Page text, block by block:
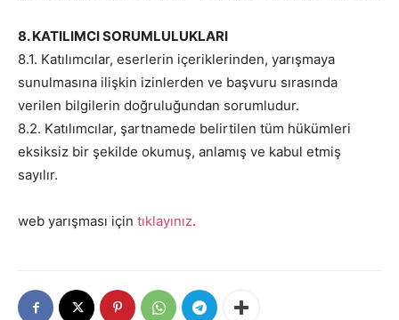
8. KATILIMCI SORUMLULUKLARI
8.1. Katılımcılar, eserlerin içeriklerinden, yarışmaya
sunulmasına ilişkin izinlerden ve başvuru sırasında
verilen bilgilerin doğruluğundan sorumludur.
8.2. Katılımcılar, şartnamede belirtilen tüm hükümleri
eksiksiz bir şekilde okumuş, anlamış ve kabul etmiş
sayılır.
web yarışması için tıklayınız.